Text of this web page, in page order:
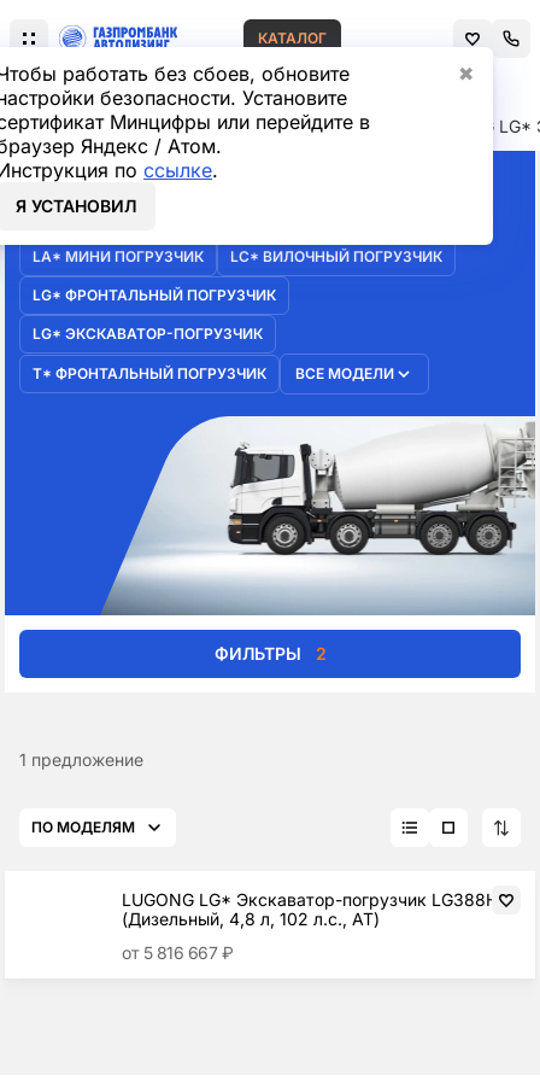
работать без сбоев, обновите
безопасности. Установите
Минцифры или перейдите в
Яндекс / Атом.
по ссылке.
Я УСТАНОВИЛ
✖
КАТАЛОГ
Главная Лизинг спецтехники LUGONG LUGONG
ЭКСКАВАТОР-ПОГРУЗЧИК
LA* МИНИ ПОГРУЗЧИК LC* ВИЛОЧНЫЙ ПОГРУЗЧИК
LG* ФРОНТАЛЬНЫЙ ПОГРУЗЧИК
LG* ЭКСКАВАТОР-ПОГРУЗЧИК
T* ФРОНТАЛЬНЫЙ ПОГРУЗЧИК ВСЕ МОДЕЛИ
ПОГРУЗЧИК
ФИЛЬТРЫ 2
1 предложение
ПО МОДЕЛЯМ
LUGONG LG* Экскаватор-погрузчик LG388H
(Дизельный, 4,8 л, 102 л.с., АТ)
от 5 816 667 ₽